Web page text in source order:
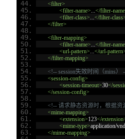
<filter>
<filter-name>...</filter-
<filter-class>...</filter-
</filter>
<filter-mapping>
<filter-name>...</filter-
<url-pattern>...</url-
</filter-mapping>
<!-- session失效时间（mins）
<session-config>
<session-timeout>30</
</session-config>
<!-- 请求静态资源时，根据资
<mime-mapping>
<extension>123</
<mime-type>application/
</mime-mapping>